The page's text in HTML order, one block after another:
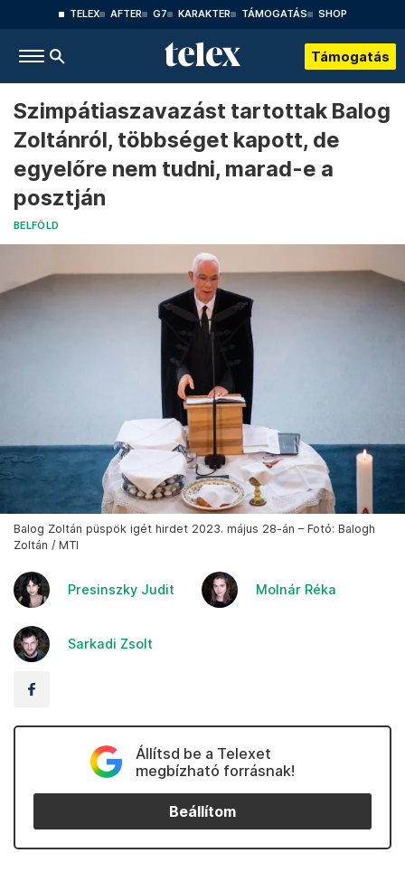
TELEX AFTER G7 KARAKTER TÁMOGATÁS SHOP
Támogatás
Szimpátiaszavazást tartottak Balog
Zoltánról, többséget kapott, de
egyelőre nem tudni, marad-e a
posztján
BELFÖLD
Balog Zoltán püspök igét hirdet 2023. május 28-án – Fotó: Balogh
Zoltán / MTI
Presinszky Judit Molnár Réka
Sarkadi Zsolt
Állítsd be a Telexet
megbízható forrásnak!
Beállítom